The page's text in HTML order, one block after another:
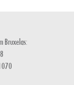
Bruxelas: